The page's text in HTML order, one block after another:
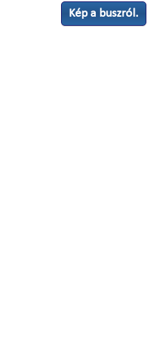
Kép a buszról.